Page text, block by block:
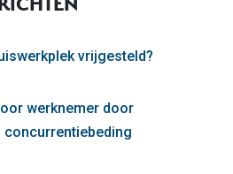
vrijgesteld?
werknemer door